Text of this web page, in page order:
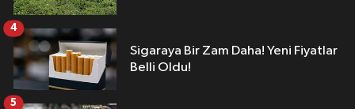
Sigaraya Bir Zam Daha! Yeni Fiyatlar
Belli Oldu!
4
5